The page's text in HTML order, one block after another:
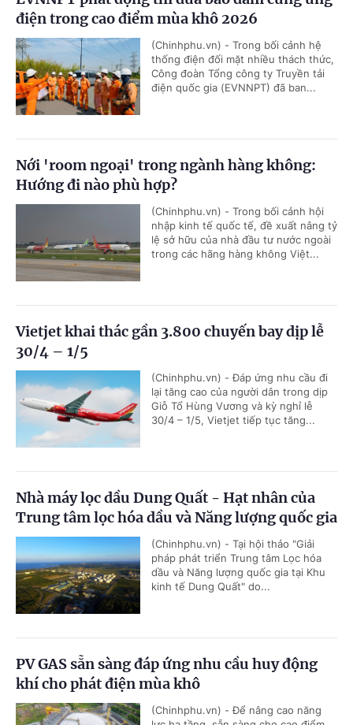
điện trong cao điểm mùa khô 2026
(Chinhphu.vn) - Trong bối cảnh hệ
thống điện đối mặt nhiều thách thức,
Công đoàn Tổng công ty Truyền tải
điện quốc gia (EVNNPT) đã ban...
Nới 'room ngoại' trong ngành hàng không:
Hướng đi nào phù hợp?
(Chinhphu.vn) - Trong bối cảnh hội
nhập kinh tế quốc tế, đề xuất nâng tỷ
lệ sở hữu của nhà đầu tư nước ngoài
trong các hãng hàng không Việt...
Vietjet khai thác gần 3.800 chuyến bay dịp lễ
30/4 – 1/5
(Chinhphu.vn) - Đáp ứng nhu cầu đi
lại tăng cao của người dân trong dịp
Giỗ Tổ Hùng Vương và kỳ nghỉ lễ
30/4 – 1/5, Vietjet tiếp tục tăng...
Nhà máy lọc dầu Dung Quất - Hạt nhân của
Trung tâm lọc hóa dầu và Năng lượng quốc gia
(Chinhphu.vn) - Tại hội thảo "Giải
pháp phát triển Trung tâm Lọc hóa
dầu và Năng lượng quốc gia tại Khu
kinh tế Dung Quất" do...
PV GAS sẵn sàng đáp ứng nhu cầu huy động
khí cho phát điện mùa khô
(Chinhphu.vn) - Để nâng cao năng